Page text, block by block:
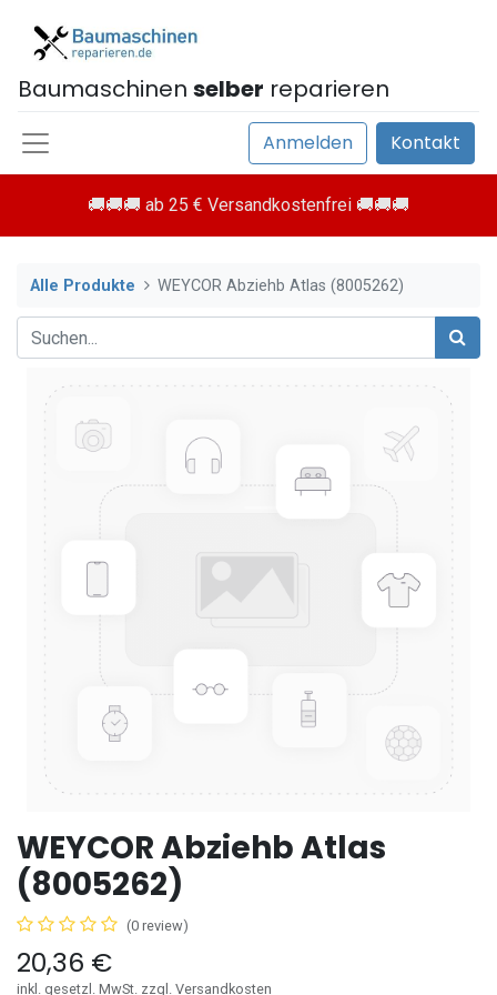
Baumaschinen selber reparieren
Anmelden Kontakt
🚚🚚🚚 ab 25 € Versandkostenfrei 🚚🚚🚚
Alle Produkte WEYCOR Abziehb Atlas (8005262)
WEYCOR Abziehb Atlas
(8005262)
(0 review)
20,36 €
inkl. gesetzl. MwSt. zzgl. Versandkosten